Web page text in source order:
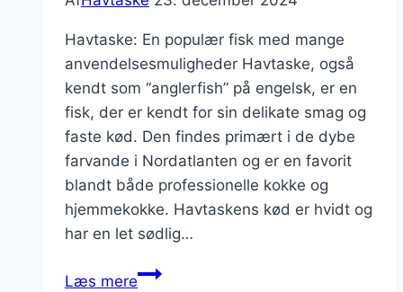
Havtaske: En populær fisk med mange
anvendelsesmuligheder Havtaske, også
kendt som “anglerfish” på engelsk, er en
fisk, der er kendt for sin delikate smag og
faste kød. Den findes primært i de dybe
farvande i Nordatlanten og er en favorit
blandt både professionelle kokke og
hjemmekokke. Havtaskens kød er hvidt og
har en let sødlig…
Læs mereHavtaske